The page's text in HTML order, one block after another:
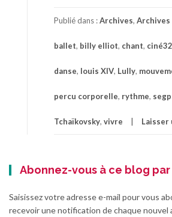
Publié dans :Archives, Archives
ballet, billy elliot, chant, ciné32
danse, louis XIV, Lully,
percu corporelle, rythme,
Tchaïkovsky, vivre Laisser
Abonnez-vous à ce blog
Saisissez votre adresse e-mail pour vous
recevoir une notification de chaque nouvel